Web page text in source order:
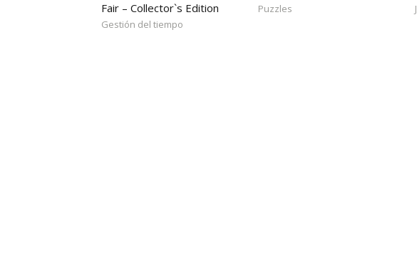
Fair – Collector`s Edition
Gestión del tiempo
Puzzles